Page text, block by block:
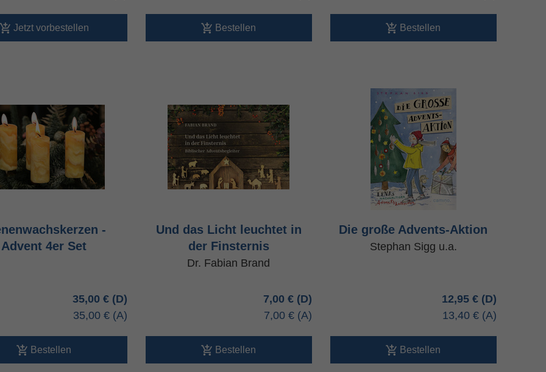
Jetzt vorbestellen Bestellen Bestellen
-
Advent 4er Set
35,00 €
35,00 €
Bestellen
Und das Licht leuchtet in
der Finsternis
Dr. Fabian Brand
7,00 €
7,00 €
Bestellen
Die große Advents-Aktion
Stephan Sigg u.a.
12,95 €
13,40 €
Bestellen